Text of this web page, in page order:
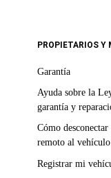
PROPIETARIOS Y
Garantía
Ayuda sobre la
garantía y
Cómo desconectar
remoto alvehículo
Registrar mi